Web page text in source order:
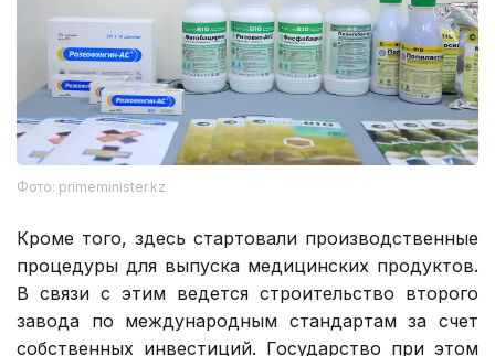
Фото: primeminister.kz
Кроме того, здесь стартовали производственные
процедуры для выпуска медицинских продуктов.
В связи с этим ведется строительство второго
завода по международным стандартам за счет
собственных инвестиций. Государство при этом